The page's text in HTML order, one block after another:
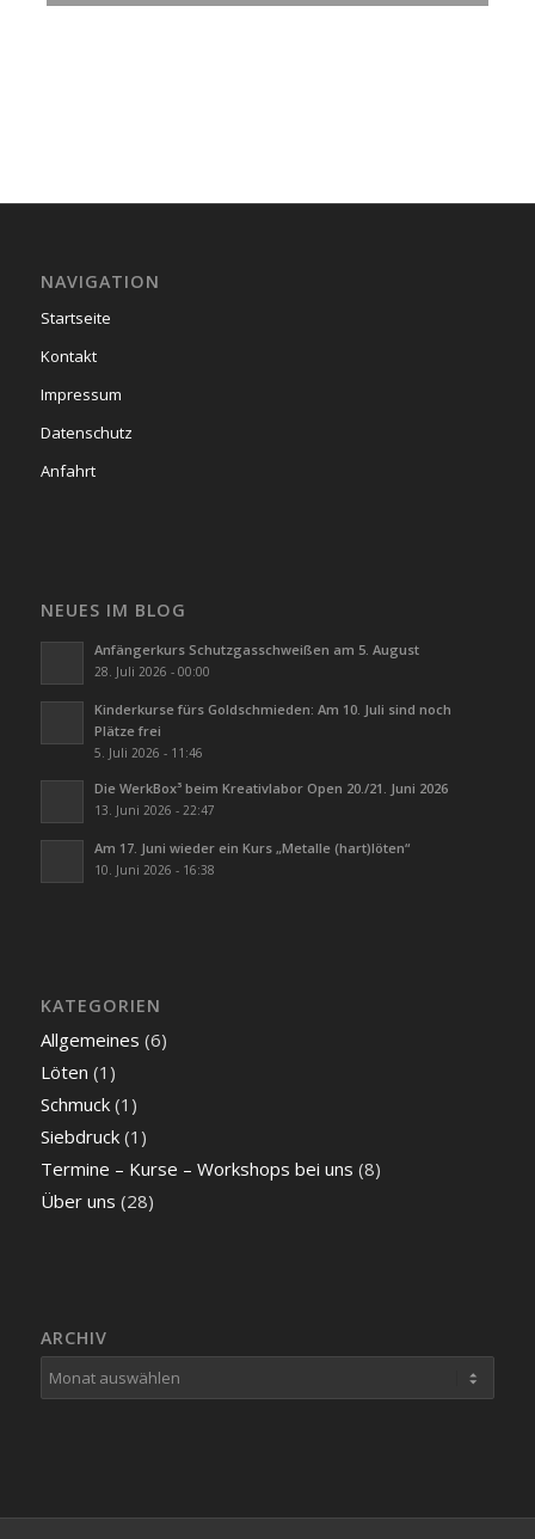
NAVIGATION
Startseite
Kontakt
Impressum
Datenschutz
Anfahrt
NEUES IM BLOG
Anfängerkurs Schutzgasschweißen am 5. August
28. Juli 2026 - 00:00
Kinderkurse fürs Goldschmieden: Am 10. Juli sind noch
Plätze frei
5. Juli 2026 - 11:46
Die WerkBox³ beim Kreativlabor Open 20./21. Juni 2026
13. Juni 2026 - 22:47
Am 17. Juni wieder ein Kurs „Metalle (hart)löten“
10. Juni 2026 - 16:38
KATEGORIEN
Allgemeines (6)
Löten (1)
Schmuck(1)
Siebdruck(1)
Termine – Kurse – Workshops bei uns (8)
Über uns (28)
ARCHIV